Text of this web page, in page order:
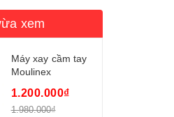
xem
Máy xay cầm tay
Moulinex
1.200.000₫
1.980.000₫